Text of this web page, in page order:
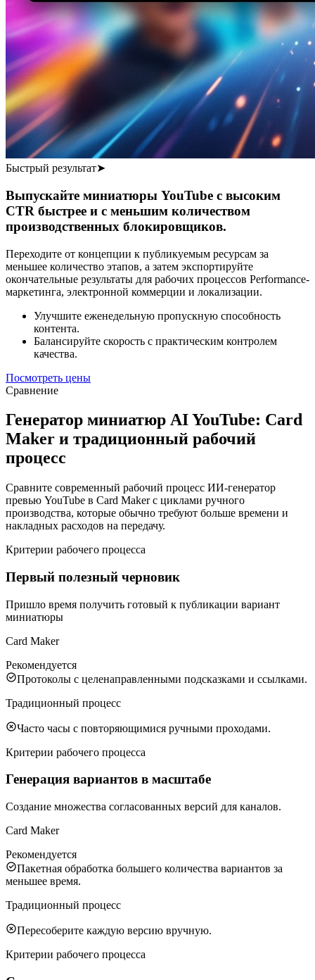
Быстрый результат➤
Выпускайте миниатюры YouTube с высоким
CTR быстрее и с меньшим количеством
производственных блокировщиков.
Переходите от концепции к публикуемым ресурсам за
меньшее количество этапов, а затем экспортируйте
окончательные результаты для рабочих процессов Performance-
маркетинга, электронной коммерции и локализации.
Улучшите еженедельную пропускную способность
контента.
Балансируйте скорость с практическим контролем
качества.
Посмотреть цены
Сравнение
Генератор миниатюр AI YouTube: Card
Maker и традиционный рабочий
процесс
Сравните современный рабочий процесс ИИ-генератор
превью YouTube в Card Maker с циклами ручного
производства, которые обычно требуют больше времени и
накладных расходов на передачу.
Критерии рабочего процесса
Первый полезный черновик
Пришло время получить готовый к публикации вариант
миниатюры
Card Maker
Рекомендуется
Протоколы с целенаправленными подсказками и ссылками.
Традиционный процесс
Часто часы с повторяющимися ручными проходами.
Критерии рабочего процесса
Генерация вариантов в масштабе
Создание множества согласованных версий для каналов.
Card Maker
Рекомендуется
Пакетная обработка большего количества вариантов за
меньшее время.
Традиционный процесс
Пересоберите каждую версию вручную.
Критерии рабочего процесса